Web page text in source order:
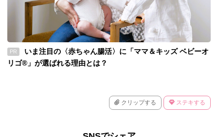
PR
いま注目の〈赤ちゃん腸活〉に「ママ＆キッズ ベビーオ
リゴ®」が選ばれる理由とは？
クリップする ステキする